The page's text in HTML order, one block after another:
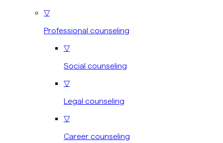
▽
Professional counseling
▽
Social counseling
▽
Legal counseling
▽
Career counseling